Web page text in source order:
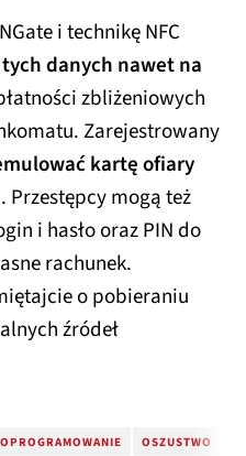
i technikę NFC
danych nawet na
zbliżeniowych
Zarejestrowany
kartę ofiary
Przestępcy mogą też
i hasło oraz PIN do
rachunek.
o pobieraniu
źródeł
OSZUSTWO